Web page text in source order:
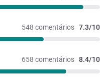
548 comentários 7.3/10
658 comentários 8.4/10